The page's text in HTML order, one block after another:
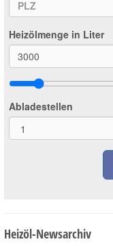
Heizölmenge in Liter
Abladestellen
Heizöl-Newsarchiv